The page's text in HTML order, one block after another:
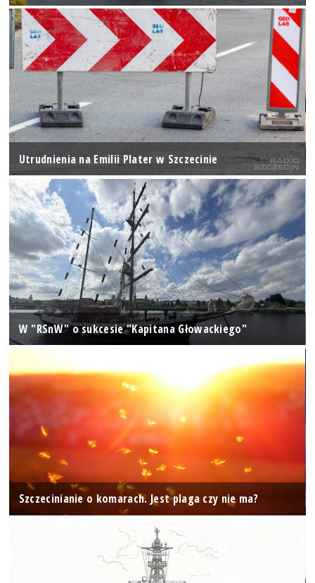
Utrudnienia na Emilii Plater w Szczecinie
W "RSnW" o sukcesie "Kapitana Głowackiego"
Szczecinianie o komarach. Jest plaga czy nie ma?